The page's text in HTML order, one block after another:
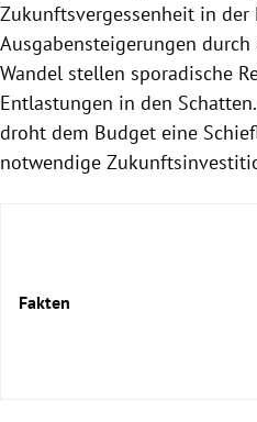
Zukunftsvergessenheit in der
Ausgabensteigerungen
Wandel stellen sporadische
Entlastungen in den
droht dem Budget eine
notwendige
Fakten